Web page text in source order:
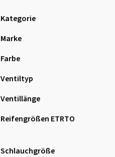
Kategorie
Marke
Farbe
Ventiltyp
Ventillänge
Reifengrößen ETRTO
Schlauchgröße